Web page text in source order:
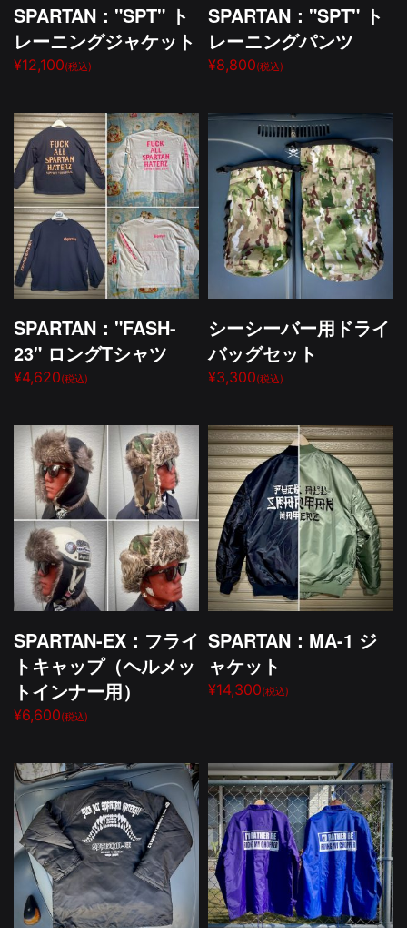
SPARTAN："SPT" ト
レーニングジャケット
¥12,100(税込)
SPARTAN："SPT" ト
レーニングパンツ
¥8,800(税込)
SPARTAN："FASH-
23" ロングTシャツ
¥4,620(税込)
シーシーバー用ドライ
バッグセット
¥3,300(税込)
SPARTAN-EX：フライ
トキャップ（ヘルメッ
トインナー用）
¥6,600(税込)
SPARTAN：MA-1 ジ
ャケット
¥14,300(税込)